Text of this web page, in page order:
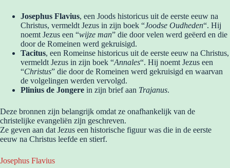
Josephus Flavius, een Joods historicus uit de eerste eeuw na
Christus, vermeldt Jezus in zijn boek “Joodse Oudheden“. Hij
noemt Jezus een “wijze man” die door velen werd geëerd en die
door de Romeinen werd gekruisigd.
Tacitus, een Romeinse historicus uit de eerste eeuw na Christus,
vermeldt Jezus in zijn boek “Annales“. Hij noemt Jezus een
“Christus” die door de Romeinen werd gekruisigd en waarvan
de volgelingen werden vervolgd.
Plinius de Jongere in zijn brief aan Trajanus.
Deze bronnen zijn belangrijk omdat ze onafhankelijk van de
christelijke evangeliën zijn geschreven.
Ze geven aan dat Jezus een historische figuur was die in de eerste
eeuw na Christus leefde en stierf.
Josephus Flavius